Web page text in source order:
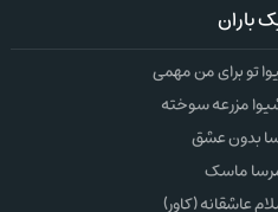
باران
تو برای من مهمی
مزرعه سوخته
بدون عشق
ماسک
عاشقانه (کاور)